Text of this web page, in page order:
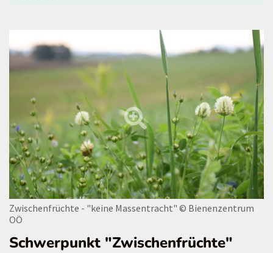
Zwischenfrüchte - "keine Massentracht" © Bienenzentrum
OÖ
Schwerpunkt "Zwischenfrüchte"